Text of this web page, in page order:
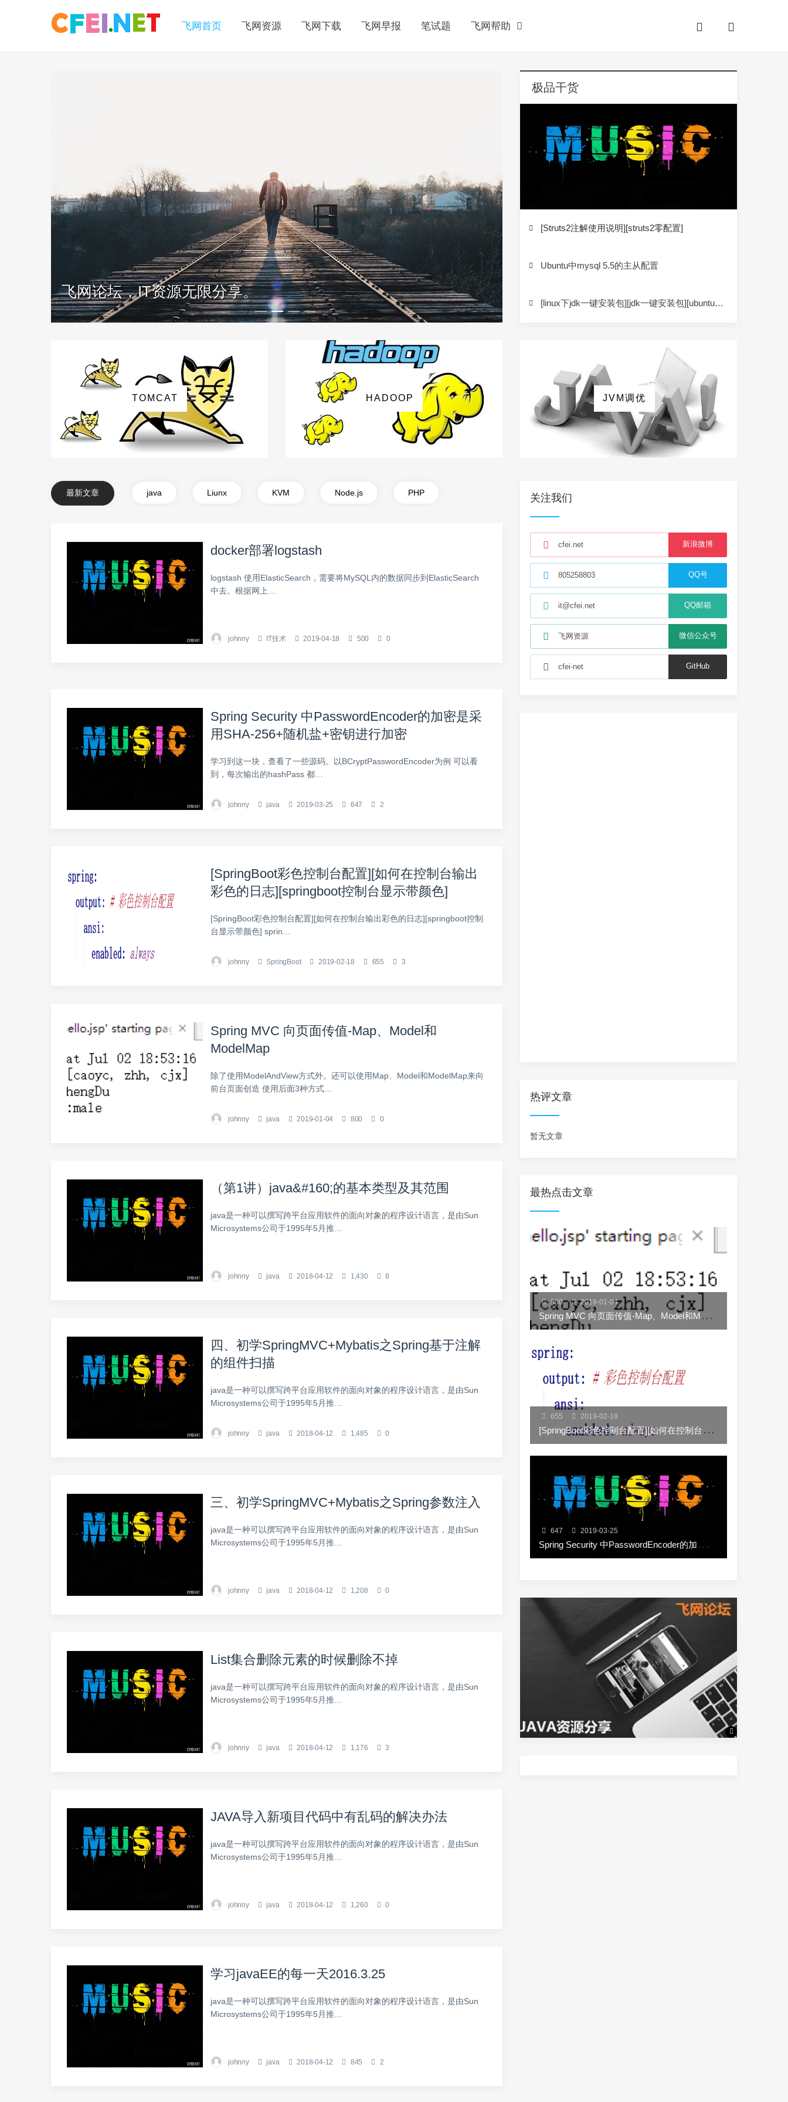
飞网首页 飞网资源 飞网下载 飞网早报 笔试题 飞网帮助
飞网资源，IT技术资源分享，一切为了知识的传播。
极品干货
[Struts2注解使用说明][struts2零配置]
Ubuntu中mysql 5.5的主从配置
[linux下jdk一键安装包][jdk一键安装包][ubuntu12.04下jdk1.8一键安装包][CentOS下jdk1.8一键安装包][jdk1.8下载][jdk-8u40-linux-x64.tar.gz下载]
TOMCAT HADOOP JVM调优
最新文章 java Liunx KVM Node.js PHP
docker部署logstash
logstash 使用ElasticSearch，需要将MySQL内的数据同步到ElasticSearch
中去。根据网上…
johnny IT技术 2019-04-18 500 0
Spring Security 中PasswordEncoder的加密是采
用SHA-256+随机盐+密钥进行加密
学习到这一块，查看了一些源码。以BCryptPasswordEncoder为例 可以看
到，每次输出的hashPass 都…
johnny java 2019-03-25 647 2
[SpringBoot彩色控制台配置][如何在控制台输出
彩色的日志][springboot控制台显示带颜色]
[SpringBoot彩色控制台配置][如何在控制台输出彩色的日志][springboot控制
台显示带颜色] sprin…
johnny SpringBoot 2019-02-18 655 3
Spring MVC 向页面传值-Map、Model和
ModelMap
除了使用ModelAndView方式外。还可以使用Map、Model和ModelMap来向
前台页面创造 使用后面3种方式…
johnny java 2019-01-04 800 0
（第1讲）java&#160;的基本类型及其范围
java是一种可以撰写跨平台应用软件的面向对象的程序设计语言，是由Sun
Microsystems公司于1995年5月推…
johnny java 2018-04-12 1,430 8
四、初学SpringMVC+Mybatis之Spring基于注解
的组件扫描
java是一种可以撰写跨平台应用软件的面向对象的程序设计语言，是由Sun
Microsystems公司于1995年5月推…
johnny java 2018-04-12 1,485 0
三、初学SpringMVC+Mybatis之Spring参数注入
java是一种可以撰写跨平台应用软件的面向对象的程序设计语言，是由Sun
Microsystems公司于1995年5月推…
johnny java 2018-04-12 1,208 0
List集合删除元素的时候删除不掉
java是一种可以撰写跨平台应用软件的面向对象的程序设计语言，是由Sun
Microsystems公司于1995年5月推…
johnny java 2018-04-12 1,176 3
JAVA导入新项目代码中有乱码的解决办法
java是一种可以撰写跨平台应用软件的面向对象的程序设计语言，是由Sun
Microsystems公司于1995年5月推…
johnny java 2018-04-12 1,260 0
学习javaEE的每一天2016.3.25
java是一种可以撰写跨平台应用软件的面向对象的程序设计语言，是由Sun
Microsystems公司于1995年5月推…
johnny java 2018-04-12 845 2
关注我们
cfei.net 新浪微博
805258803 QQ号
it@cfei.net QQ邮箱
飞网资源 微信公众号
cfei-net GitHub
热评文章
暂无文章
最热点击文章
800 2019-01-04
S
pring MVC 向页面传值-Map、Model和ModelMap
655 2019-02-18
[
SpringBoot彩色控制台配置][如何在控制台输出彩色的日志][springboot控制台显示带颜色]
647 2019-03-25
S
pring Security 中PasswordEncoder的加密是采用SHA-256+随机盐+密钥进行加密
Java资源分享